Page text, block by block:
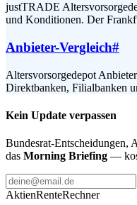
justTRADE
und Konditionen. Der
Anbieter-Vergleich#
Altersvorsorgedepot
Direktbanken, Filialbanken
Kein Update verpassen
Bundesrat-Entscheidungen,
das Morning Briefing —
AktienRenteRechner